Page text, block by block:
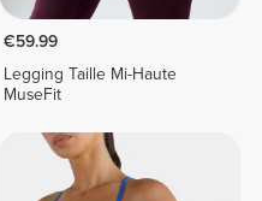
€59.99
Legging Taille Mi-Haute
MuseFit